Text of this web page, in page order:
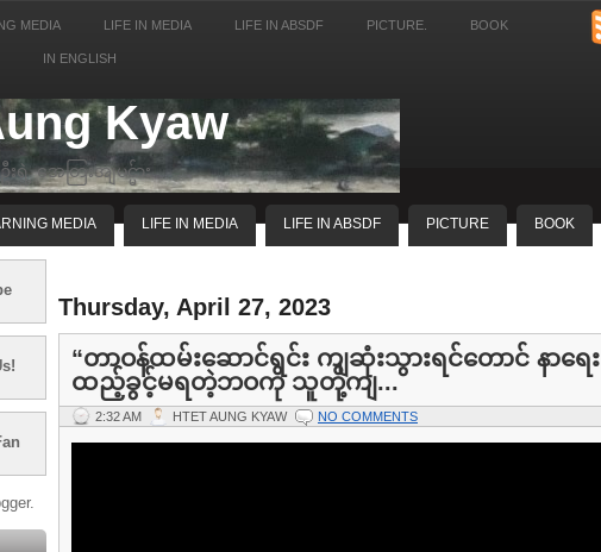
MEDIA LIFE IN MEDIA LIFE IN ABSDF PICTURE. BOOK
IN ENGLISH
Kyaw
အေတြးအျမင္မ်ား
MEDIA LIFE IN MEDIA LIFE IN ABSDF PICTURE BOOK
.
Thursday, April 27, 2023
“တာဝန်ထမ်းဆောင်ရင်း ကျဆုံးသွားရင်တောင် နာရေး
ထည့်ခွင့်မရတဲ့ဘဝကို သူတို့ကျ...
2:32 AM HTET AUNG KYAW NO COMMENTS